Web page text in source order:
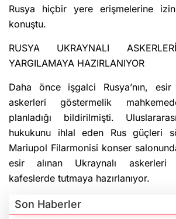
Rusya hiçbir yere erişmelerine
konuştu.
RUSYA UKRAYNALI
YARGILAMAYA HAZIRLANIYOR
Daha önce işgalci Rusya’nın, esir
askerleri göstermelik
planladığı bildirilmişti.
hukukunu ihlal eden Rus güçleri
Mariupol Filarmonisi konser
esir alınan Ukraynalı askerleri
kafeslerde tutmaya hazırlanıyor.
Son Haberler